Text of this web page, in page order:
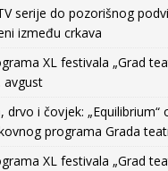
serije do pozorišnog
između crkava
XL festivala „Grad
avgust
drvo i čovjek:
programa Grada
XL festivala „Grad